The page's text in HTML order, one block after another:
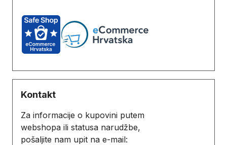
Kontakt
Za informacije o kupovini putem
webshopa ili statusa narudžbe,
pošaljite nam upit na e-mail: